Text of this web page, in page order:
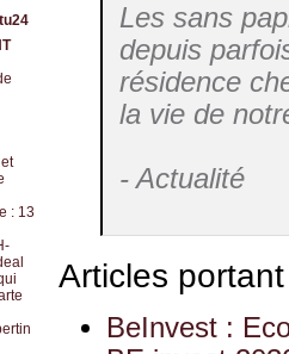
: 13
Les sans
depuis
résidence
la vie de
- Actualité
Articles
BeInvest :